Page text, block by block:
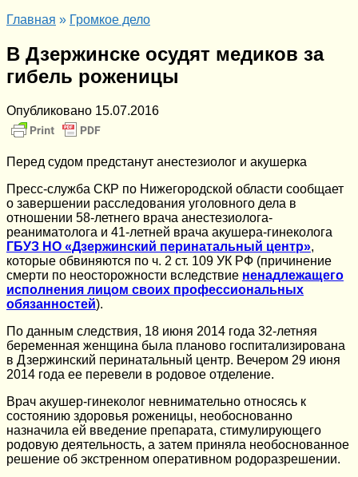
Главная » Громкое дело
В Дзержинске осудят медиков за
гибель роженицы
Опубликовано 15.07.2016
Перед судом предстанут анестезиолог и акушерка
Пресс-служба СКР по Нижегородской области сообщает
о завершении расследования уголовного дела в
отношении 58-летнего врача анестезиолога-
реаниматолога и 41-летней врача акушера-гинеколога
ГБУЗ НО «Дзержинский перинатальный центр»,
которые обвиняются по ч. 2 ст. 109 УК РФ (причинение
смерти по неосторожности вследствие ненадлежащего
исполнения лицом своих профессиональных
обязанностей).
По данным следствия, 18 июня 2014 года 32-летняя
беременная женщина была планово госпитализирована
в Дзержинский перинатальный центр. Вечером 29 июня
2014 года ее перевели в родовое отделение.
Врач акушер-гинеколог невнимательно относясь к
состоянию здоровья роженицы, необоснованно
назначила ей введение препарата, стимулирующего
родовую деятельность, а затем приняла необоснованное
решение об экстренном оперативном родоразрешении.